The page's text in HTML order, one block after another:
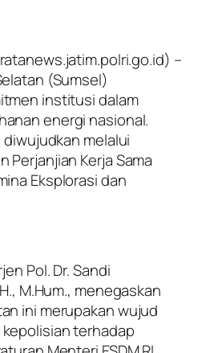
–
(Sumsel)
institusi dalam
energi nasional.
melalui
Perjanjian Kerja Sama
Eksplorasi dan
Pol. Dr. Sandi
M.Hum., menegaskan
ini merupakan wujud
terhadap